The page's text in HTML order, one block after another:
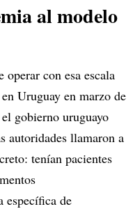
al modelo
operar con esa escala
Uruguay en marzo de
gobierno uruguayo
autoridades llamaron a
tenían pacientes
específica de